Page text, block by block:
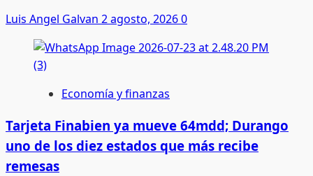
Luis Angel Galvan 2 agosto, 20260
Economía y finanzas
Tarjeta Finabien ya mueve 64mdd; Durango
uno de los diez estados que más recibe
remesas